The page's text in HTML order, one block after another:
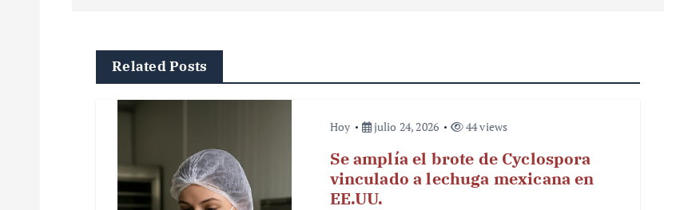
Related Posts
Hoy julio 24, 2026 44 views
Se amplía el brote de Cyclospora
vinculado a lechuga mexicana en
EE.UU.